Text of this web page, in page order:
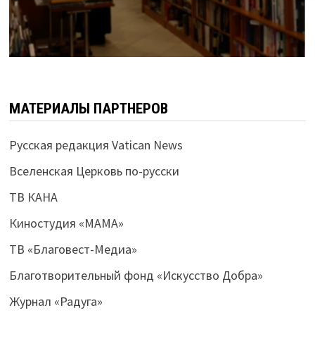
МАТЕРИАЛЫ ПАРТНЕРОВ
Русская редакция Vatican News
Вселенская Церковь по-русски
ТВ КАНА
Киностудия «МАМА»
ТВ «Благовест-Медиа»
Благотворительный фонд «Искусство Добра»
Журнал «Радуга»